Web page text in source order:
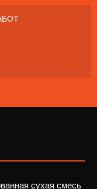
сухая смесь